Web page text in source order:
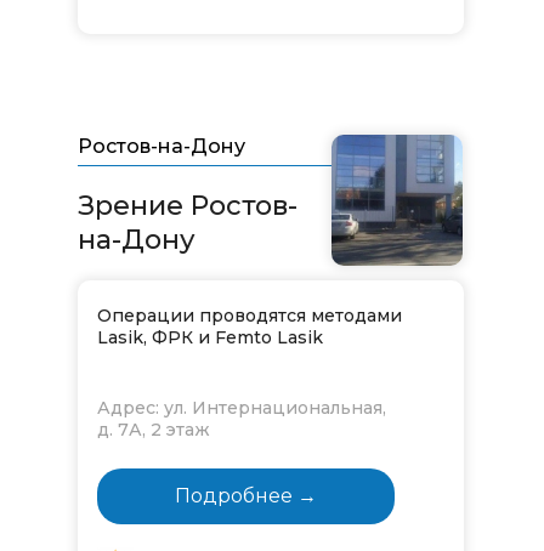
Ростов-на-Дону
Зрение Ростов-
на-Дону
Операции проводятся методами
Lasik, ФРК и Femto Lasik
Подробнее →
Адрес: ул. Интернациональная,
д. 7А, 2 этаж